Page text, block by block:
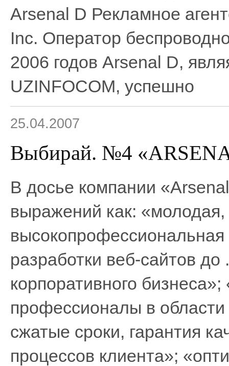
Arsenal D Рекламное
Inc. Оператор
2006 годов Arsenal D,
UZINFOCOM, успешно
25.04.2007
Выбирай. №4
В досье компании
выражений как:
разработки веб-сайтов
корпоративного
профессионалы в области
сжатые сроки, гарантия
процессов клиента»;